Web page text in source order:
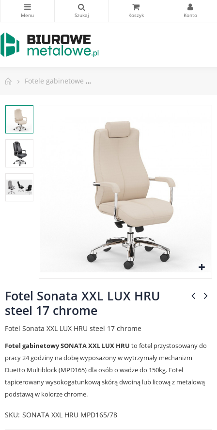
Fotele gabinetowe
Fotel Sonata XXL LUX HRU
steel 17 chrome
Fotel Sonata XXL LUX HRU steel 17 chrome
Fotel gabinetowy SONATA XXL LUX HRU to fotel przystosowany do
pracy 24 godziny na dobę wyposażony w wytrzymały mechanizm
Duetto Multiblock (MPD165) dla osób o wadze do 150kg. Fotel
tapicerowany wysokogatunkową skórą dwoiną lub licową z metalową
podstawą w kolorze chrome.
SKU SONATA XXL HRU MPD165/78